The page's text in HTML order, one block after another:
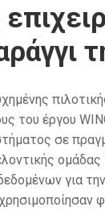
του έργου
σε
για